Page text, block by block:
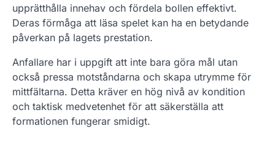
upprätthålla innehav och fördela bollen effektivt.
Deras förmåga att läsa spelet kan ha en betydande
påverkan på lagets prestation.
Anfallare har i uppgift att inte bara göra mål utan
också pressa motståndarna och skapa utrymme för
mittfältarna. Detta kräver en hög nivå av kondition
och taktisk medvetenhet för att säkerställa att
formationen fungerar smidigt.